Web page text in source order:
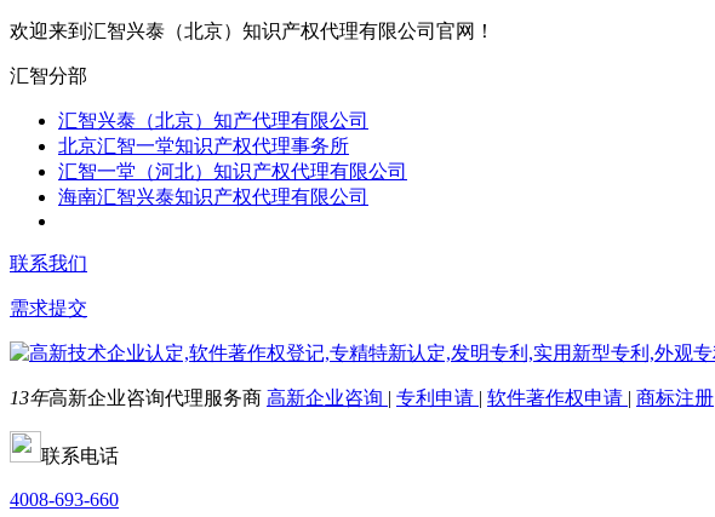
欢迎来到汇智兴泰（北京）知识产权代理有限公司官网！
汇智分部
汇智兴泰（北京）知产代理有限公司
北京汇智一堂知识产权代理事务所
汇智一堂（河北）知识产权代理有限公司
海南汇智兴泰知识产权代理有限公司
联系我们
需求提交
13年高新企业咨询代理服务商 高新企业咨询 | 专利申请 | 软件著作权申请 | 商标注册
联系电话
4008-693-660